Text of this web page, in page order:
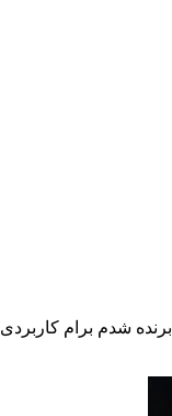
برنده شدم برام